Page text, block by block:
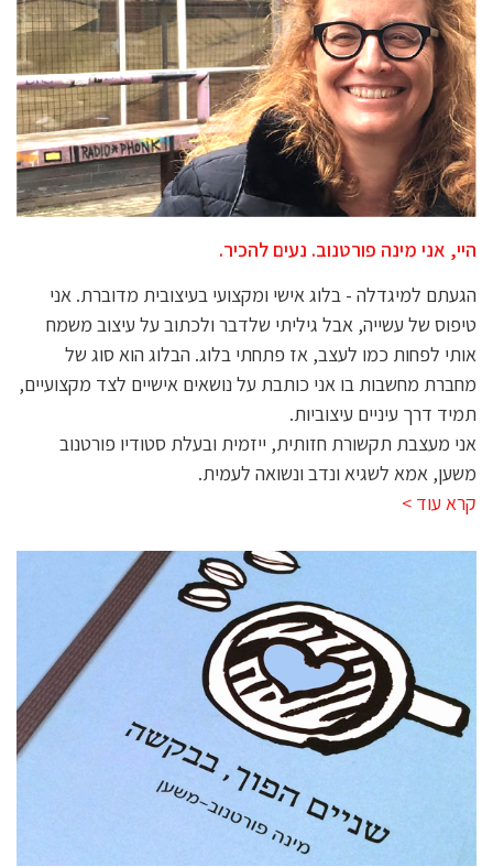
היי, אני מינה פורטנוב. נעים להכיר.
הגעתם למיגדלה - בלוג אישי ומקצועי בעיצובית מדוברת. אני
טיפוס של עשייה, אבל גיליתי שלדבר ולכתוב על עיצוב משמח
אותי לפחות כמו לעצב, אז פתחתי בלוג. הבלוג הוא סוג של
מחברת מחשבות בו אני כותבת על נושאים אישיים לצד מקצועיים,
תמיד דרך עיניים עיצוביות.
אני מעצבת תקשורת חזותית, ייזמית ובעלת סטודיו פורטנוב
משען, אמא לשגיא ונדב ונשואה לעמית.
קרא עוד >